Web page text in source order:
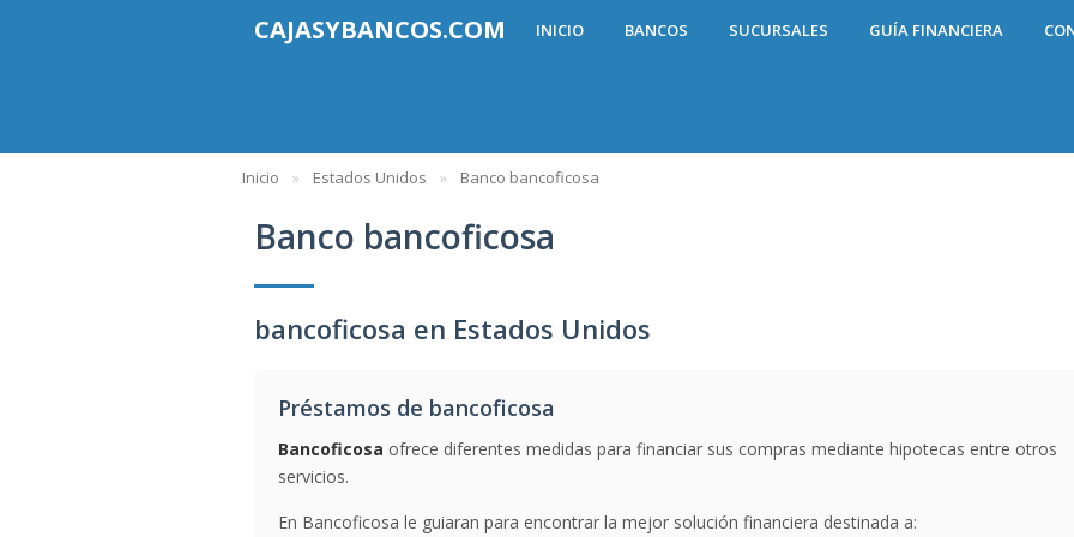
CAJASYBANCOS.COM INICIO BANCOS SUCURSALES GUÍA FINANCIERA
Inicio Estados Unidos Banco bancoficosa
Banco bancoficosa
bancoficosa en Estados Unidos
Préstamos de bancoficosa
Bancoficosa ofrece diferentes medidas para financiar sus compras mediante hipotecas entre otros
servicios.
En Bancoficosa le guiaran para encontrar la mejor solución financiera destinada a: